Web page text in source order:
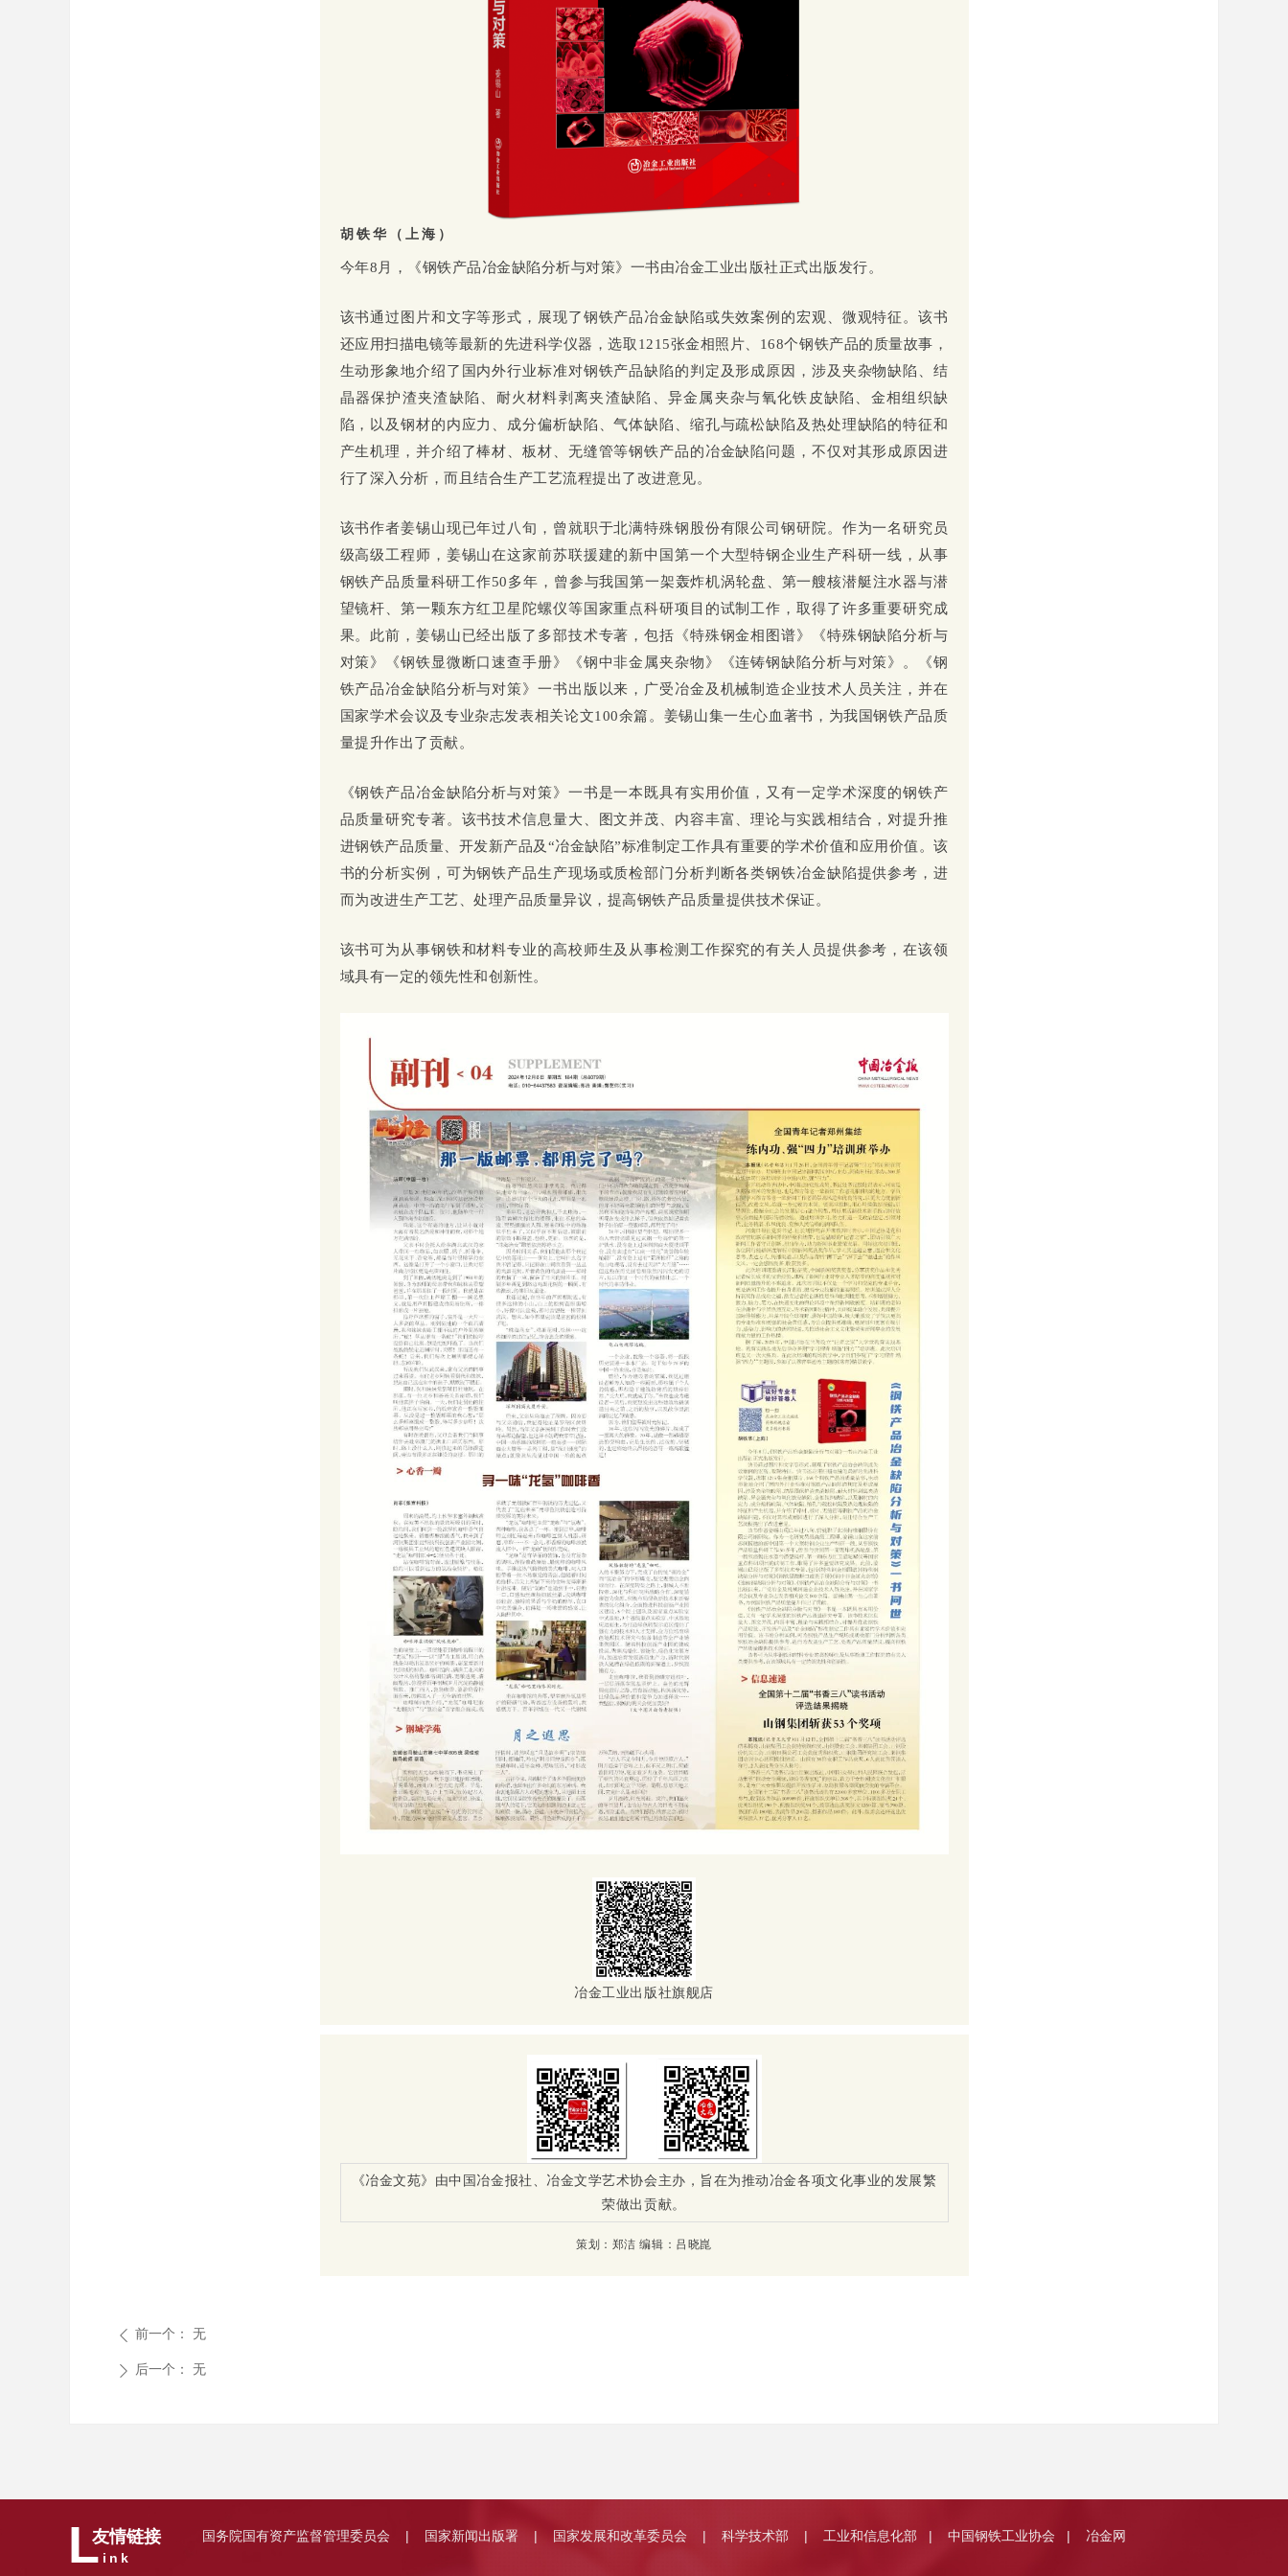
胡铁华（上海）
今年8月，《钢铁产品冶金缺陷分析与对策》一书由冶金工业出版社正式出版发行。
该书通过图片和文字等形式，展现了钢铁产品冶金缺陷或失效案例的宏观、微观特征。该书
还应用扫描电镜等最新的先进科学仪器，选取1215张金相照片、168个钢铁产品的质量故事，
生动形象地介绍了国内外行业标准对钢铁产品缺陷的判定及形成原因，涉及夹杂物缺陷、结
晶器保护渣夹渣缺陷、耐火材料剥离夹渣缺陷、异金属夹杂与氧化铁皮缺陷、金相组织缺
陷，以及钢材的内应力、成分偏析缺陷、气体缺陷、缩孔与疏松缺陷及热处理缺陷的特征和
产生机理，并介绍了棒材、板材、无缝管等钢铁产品的冶金缺陷问题，不仅对其形成原因进
行了深入分析，而且结合生产工艺流程提出了改进意见。
该书作者姜锡山现已年过八旬，曾就职于北满特殊钢股份有限公司钢研院。作为一名研究员
级高级工程师，姜锡山在这家前苏联援建的新中国第一个大型特钢企业生产科研一线，从事
钢铁产品质量科研工作50多年，曾参与我国第一架轰炸机涡轮盘、第一艘核潜艇注水器与潜
望镜杆、第一颗东方红卫星陀螺仪等国家重点科研项目的试制工作，取得了许多重要研究成
果。此前，姜锡山已经出版了多部技术专著，包括《特殊钢金相图谱》《特殊钢缺陷分析与
对策》《钢铁显微断口速查手册》《钢中非金属夹杂物》《连铸钢缺陷分析与对策》。《钢
铁产品冶金缺陷分析与对策》一书出版以来，广受冶金及机械制造企业技术人员关注，并在
国家学术会议及专业杂志发表相关论文100余篇。姜锡山集一生心血著书，为我国钢铁产品质
量提升作出了贡献。
《钢铁产品冶金缺陷分析与对策》一书是一本既具有实用价值，又有一定学术深度的钢铁产
品质量研究专著。该书技术信息量大、图文并茂、内容丰富、理论与实践相结合，对提升推
进钢铁产品质量、开发新产品及“冶金缺陷”标准制定工作具有重要的学术价值和应用价值。该
书的分析实例，可为钢铁产品生产现场或质检部门分析判断各类钢铁冶金缺陷提供参考，进
而为改进生产工艺、处理产品质量异议，提高钢铁产品质量提供技术保证。
该书可为从事钢铁和材料专业的高校师生及从事检测工作探究的有关人员提供参考，在该领
域具有一定的领先性和创新性。
冶金工业出版社旗舰店
《冶金文苑》由中国冶金报社、冶金文学艺术协会主办，旨在为推动冶金各项文化事业的发展繁
荣做出贡献。
策划：郑洁 编辑：吕晓崑
ꄴ 前一个： 无
ꄲ 后一个： 无
国务院国有资产监督管理委员会 | 国家新闻出版署 | 国家发展和改革委员会 | 科学技术部 | 工业和信息化部 | 中国钢铁工业协会 | 冶金网
Link
友情链接